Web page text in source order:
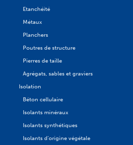
Etanchéité
Métaux
Planchers
Poutres de structure
Pierres de taille
Agrégats, sables et graviers
Isolation
Béton cellulaire
Isolants minéraux
Isolants synthétiques
Isolants d'origine végétale